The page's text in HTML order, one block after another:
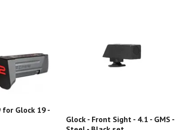
for Glock 19 -
Glock - Front Sight - 4.1 - GMS -